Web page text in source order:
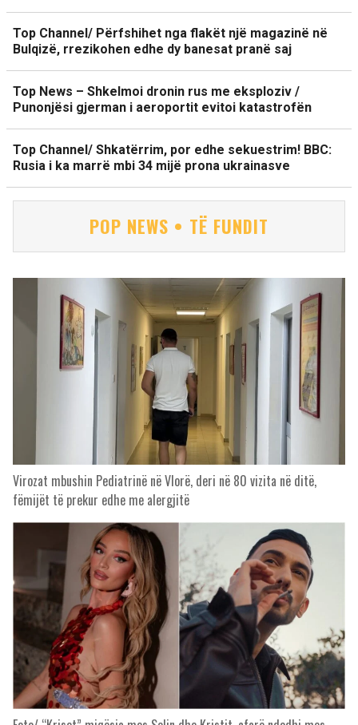
Top Channel/ Përfshihet nga flakët një magazinë në
Bulqizë, rrezikohen edhe dy banesat pranë saj
Top News – Shkelmoi dronin rus me eksploziv /
Punonjësi gjerman i aeroportit evitoi katastrofën
Top Channel/ Shkatërrim, por edhe sekuestrim! BBC:
Rusia i ka marrë mbi 34 mijë prona ukrainasve
POP NEWS • TË FUNDIT
Virozat mbushin Pediatrinë në Vlorë, deri në 80 vizita në ditë,
fëmijët të prekur edhe me alergjitë